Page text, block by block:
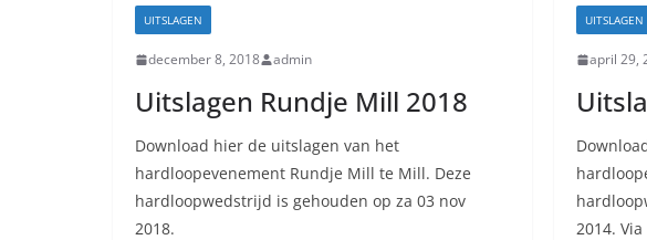
UITSLAGEN
december 8, 2018 admin
Uitslagen Rundje Mill 2018
Download hier de uitslagen van het
hardloopevenement Rundje Mill te Mill. Deze
hardloopwedstrijd is gehouden op za 03 nov
2018.
UITSLAGEN
april 29,
2014. Via